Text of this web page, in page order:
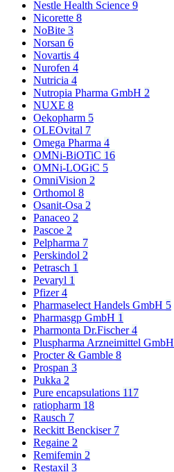
Nestle Health Science 9
Nicorette 8
NoBite 3
Norsan 6
Novartis 4
Nurofen 4
Nutricia 4
Nutropia Pharma GmbH 2
NUXE 8
Oekopharm 5
OLEOvital 7
Omega Pharma 4
OMNi-BiOTiC 16
OMNi-LOGiC 5
OmniVision 2
Orthomol 8
Osanit-Osa 2
Panaceo 2
Pascoe 2
Pelpharma 7
Perskindol 2
Petrasch 1
Pevaryl 1
Pfizer4
Pharmaselect Handels GmbH 5
Pharmasgp GmbH 1
Pharmonta Dr.Fischer4
Pluspharma Arzneimittel GmbH
Procter & Gamble 8
Prospan 3
Pukka 2
Pure encapsulations 117
ratiopharm 18
Rausch 7
Reckitt Benckiser 7
Regaine 2
Remifemin 2
Restaxil 3